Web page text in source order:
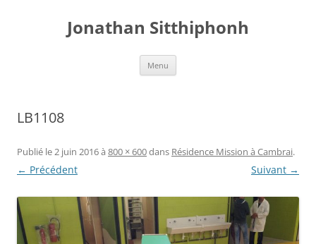
Jonathan Sitthiphonh
Menu
LB1108
Publié le2 juin 2016à 800 × 600dans Résidence Mission à Cambrai.
← Précédent Suivant →